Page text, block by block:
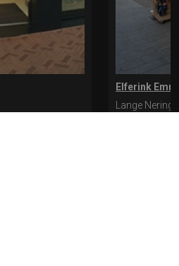
Elferink
Lange Nering